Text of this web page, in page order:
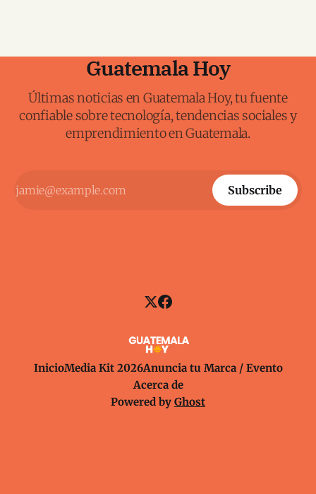
Guatemala Hoy
Últimas noticias en Guatemala Hoy, tu fuente
confiable sobre tecnología, tendencias sociales y
emprendimiento en Guatemala.
Subscribe
InicioMedia Kit 2026Anuncia tu Marca / Evento
Acerca de
Powered by Ghost